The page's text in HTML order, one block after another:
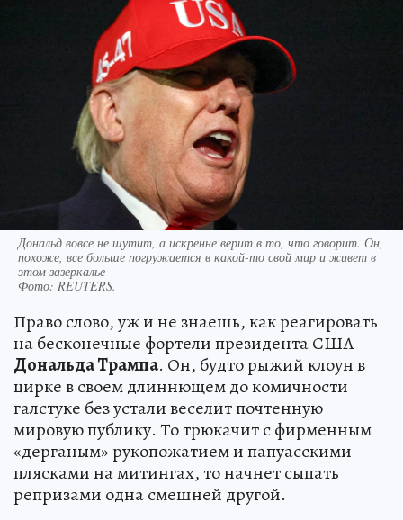
Дональд вовсе не шутит, а искренне верит в то, что говорит. Он,
похоже, все больше погружается в какой-то свой мир и живет в
этом зазеркалье
Фото: REUTERS.
Право слово, уж и не знаешь, как реагировать
на бесконечные фортели президента США
Дональда Трампа. Он, будто рыжий клоун в
цирке в своем длиннющем до комичности
галстуке без устали веселит почтенную
мировую публику. То трюкачит с фирменным
«дерганым» рукопожатием и папуасскими
плясками на митингах, то начнет сыпать
репризами одна смешней другой.